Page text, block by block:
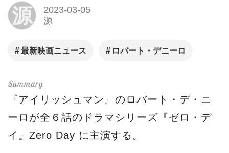
源
2023-03-05
源
最新映画ニュース ロバート・デニーロ
『アイリッシュマン』のロバート・デ・ニ
ーロが全６話のドラマシリーズ『ゼロ・デ
イ』Zero Day に主演する。